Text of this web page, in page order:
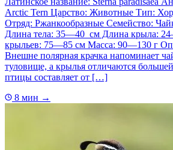
Arctic Tern Царство: Животные Тип:
Отряд: Ржанкообразные Семейство:
Длина тела: 35—40 см Длина крыла:
крыльев: 75—85 см Масса: 90—130 г
Внешне полярная крачка напоминает
туловище, а крылья отличаются
птицы составляет от […]
8 мин →